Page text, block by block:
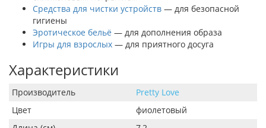
Средства для чистки устройств — для безопасной
гигиены
Эротическое бельё — для дополнения образа
Игры для взрослых — для приятного досуга
Характеристики
Производитель
Pretty Love
Цвет
фиолетовый